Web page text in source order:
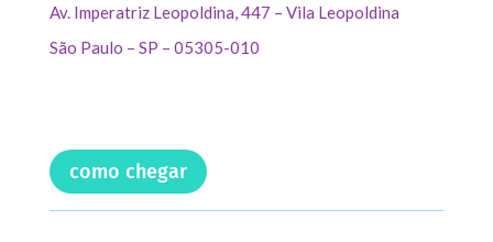
Av. Imperatriz Leopoldina, 447 – Vila Leopoldina
São Paulo – SP – 05305-010
como chegar